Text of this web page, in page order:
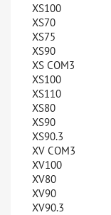
XS100
XS70
XS75
XS90
XS COM3
XS100
XS110
XS80
XS90
XS90.3
XV COM3
XV100
XV80
XV90
XV90.3